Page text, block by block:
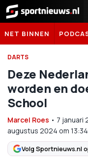
Sportnieuws.nl
NET BINNEN
DARTS
Deze
worden en
School
Marcel Roes • 7 januari
augustus 2024 om 13:34
Volg Sportnieuws.nl